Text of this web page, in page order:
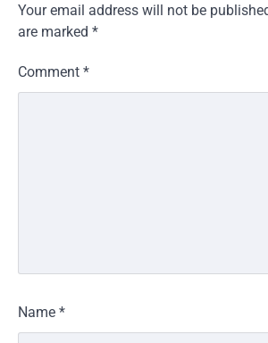
Your email address will not be
are marked *
Comment *
Name *